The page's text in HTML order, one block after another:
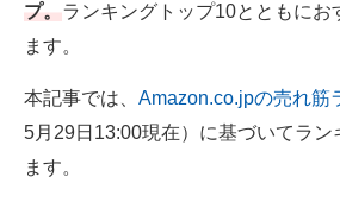
製造業のIT導入・活用を支援
モノづくり技術者専門サイト
プ。ランキングトップ10とともにお
ます。
本記事では、 Amazon.co.jpの売れ筋
5月29日13:00現在）に基づいてラン
ます。